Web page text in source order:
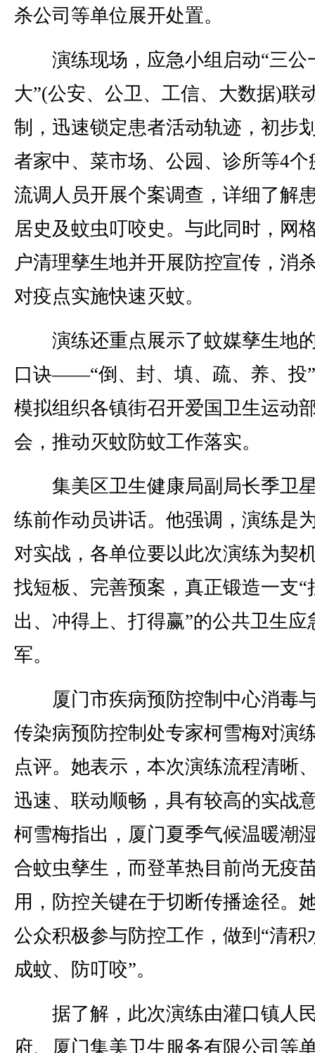
杀公司等单位展开处置。
演练现场，应急小组启动“三公
大”(公安、公卫、工信、大数据)联
制，迅速锁定患者活动轨迹，初步
者家中、菜市场、公园、诊所等4个
流调人员开展个案调查，详细了解
居史及蚊虫叮咬史。与此同时，网
户清理孳生地并开展防控宣传，消
对疫点实施快速灭蚊。
演练还重点展示了蚊媒孳生地
口诀——“倒、封、填、疏、养、投
模拟组织各镇街召开爱国卫生运动
会，推动灭蚊防蚊工作落实。
集美区卫生健康局副局长季卫
练前作动员讲话。他强调，演练是
对实战，各单位要以此次演练为契
找短板、完善预案，真正锻造一支“
出、冲得上、打得赢”的公共卫生应
军。
厦门市疾病预防控制中心消毒
传染病预防控制处专家柯雪梅对演
点评。她表示，本次演练流程清晰
迅速、联动顺畅，具有较高的实战
柯雪梅指出，厦门夏季气候温暖潮
合蚊虫孳生，而登革热目前尚无疫
用，防控关键在于切断传播途径。
公众积极参与防控工作，做到“清积
成蚊、防叮咬”。
据了解，此次演练由灌口镇人
府、厦门集美卫生服务有限公司等